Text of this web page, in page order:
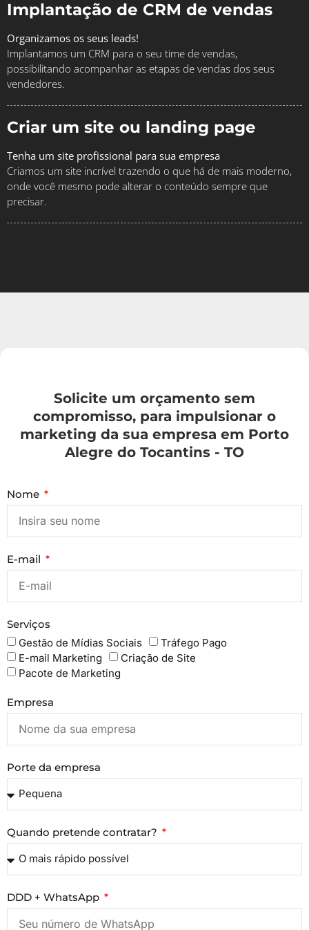
Implantação de CRM de vendas
Organizamos os seus leads!
Implantamos um CRM para o seu time de vendas,
possibilitando acompanhar as etapas de vendas dos seus
vendedores.
Criar um site ou landing page
Tenha um site profissional para sua empresa
Criamos um site incrível trazendo o que há de mais moderno,
onde você mesmo pode alterar o conteúdo sempre que
precisar.
Solicite um orçamento sem
compromisso, para impulsionar o
marketing da sua empresa em Porto
Alegre do Tocantins - TO
Nome
E-mail
Serviços
Gestão de Mídias Sociais
Tráfego Pago
E-mail Marketing
Criação de Site
Pacote de Marketing
Empresa
Porte da empresa
Quando pretende contratar?
DDD + WhatsApp